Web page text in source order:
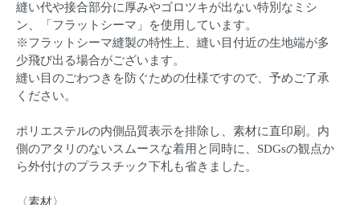
縫い代や接合部分に厚みやゴロツキが出ない特別なミシ
ン、「フラットシーマ」を使用しています。
※フラットシーマ縫製の特性上、縫い目付近の生地端が多
少飛び出る場合がございます。
縫い目のごわつきを防ぐための仕様ですので、予めご了承
ください。
ポリエステルの内側品質表示を排除し、素材に直印刷。内
側のアタリのないスムースな着用と同時に、SDGsの観点か
ら外付けのプラスチック下札も省きました。
〈素材〉